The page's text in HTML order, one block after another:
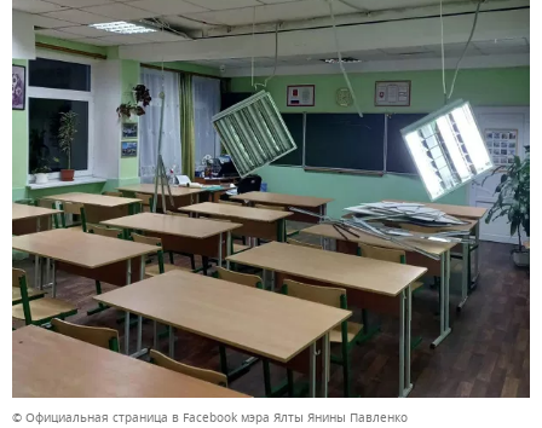
© Официальная страница в Facebook мэра Ялты Янины Павленко